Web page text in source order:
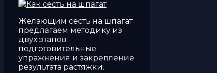
Желающим сесть на шпагат
предлагаем методику из
двух этапов:
подготовительные
упражнения и закрепление
результата растяжки.